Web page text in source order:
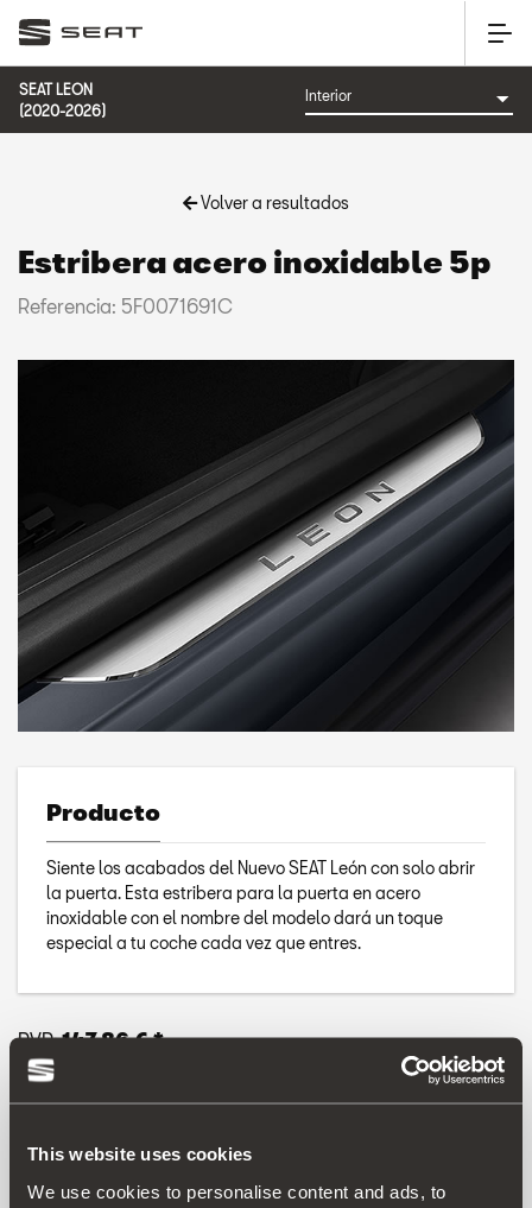
This website uses cookies
We use cookies to personalise content and ads, to
SEAT LEON
(2020-2026)
Volver a resultados
Estribera acero inoxidable 5p
Referencia: 5F0071691C
Producto
Siente los acabados del Nuevo SEAT León con solo abrir
la puerta. Esta estribera para la puerta en acero
inoxidable con el nombre del modelo dará un toque
especial a tu coche cada vez que entres.
PVP:147.86 € *
Ver lista de deseos